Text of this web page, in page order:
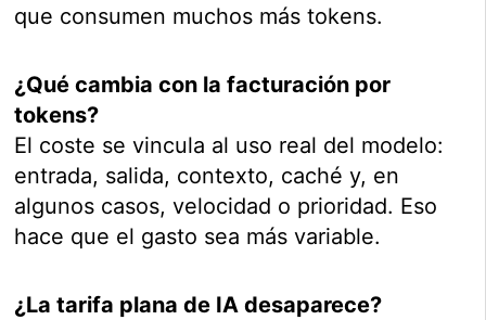
que consumen muchos más tokens.
¿Qué cambia con la facturación por
tokens?
El coste se vincula al uso real del modelo:
entrada, salida, contexto, caché y, en
algunos casos, velocidad o prioridad. Eso
hace que el gasto sea más variable.
¿La tarifa plana de IA desaparece?